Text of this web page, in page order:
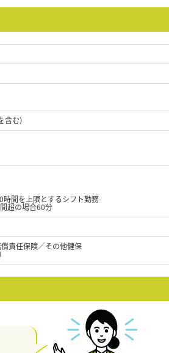
む）
時間を上限とするシフト勤務
超の場合60分
責任保険／その他健保